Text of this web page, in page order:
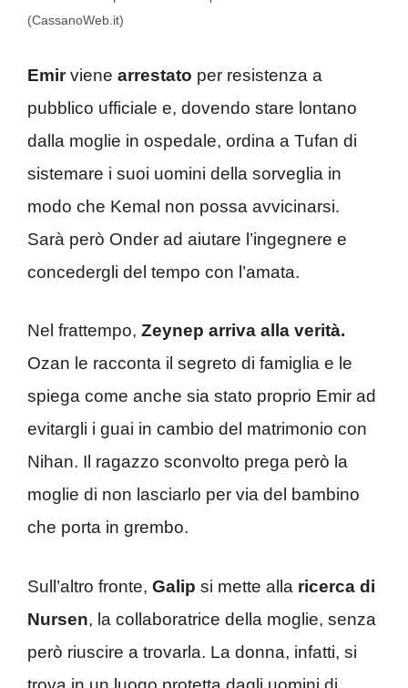
(CassanoWeb.it)
Emirviene arrestato per resistenza a
pubblico ufficiale e, dovendo stare lontano
dalla moglie in ospedale, ordina a Tufan di
sistemare i suoi uomini della sorveglia in
modo che Kemal non possa avvicinarsi.
Sarà però Onder ad aiutare l’ingegnere e
concedergli del tempo con l’amata.
Nel frattempo, Zeynep arriva alla verità.
Ozan le racconta il segreto di famiglia e le
spiega come anche sia stato proprio Emir ad
evitargli i guai in cambio del matrimonio con
Nihan. Il ragazzo sconvolto prega però la
moglie di non lasciarlo per via del bambino
che porta in grembo.
Sull’altro fronte, Galip si mette alla ricerca di
Nursen, la collaboratrice della moglie, senza
però riuscire a trovarla. La donna, infatti, si